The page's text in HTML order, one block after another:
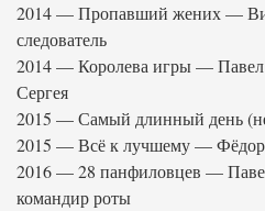
2014 — Пропавший жених —
следователь
2014 — Королева игры — Павел
Сергея
2015 — Самый длинный день
2015 — Всё к лучшему —
2016 — 28 панфиловцев —
командир роты